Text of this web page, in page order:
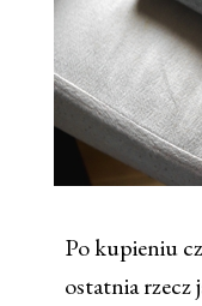
Po kupieniu
ostatnia rzecz